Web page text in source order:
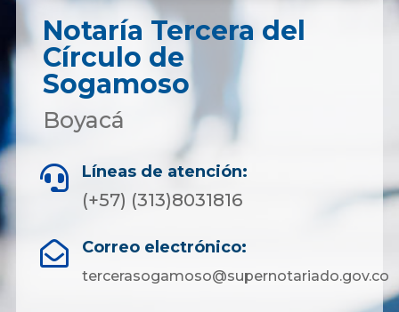
Notaría Tercera del
Círculo de
Sogamoso
Boyacá
 Líneas de atención:
(+57) (313)8031816
 Correo electrónico:
tercerasogamoso@supernotariado.gov.co